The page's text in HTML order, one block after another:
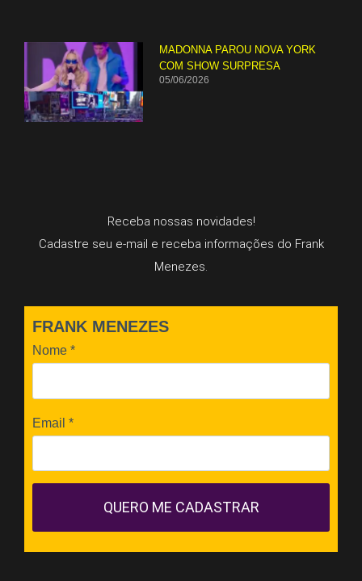
MADONNA PAROU NOVA YORK
COM SHOW SURPRESA
05/06/2026
Receba nossas novidades!
Cadastre seu e-mail e receba informações do Frank
Menezes.
FRANK MENEZES
Nome *
Email *
QUERO ME CADASTRAR